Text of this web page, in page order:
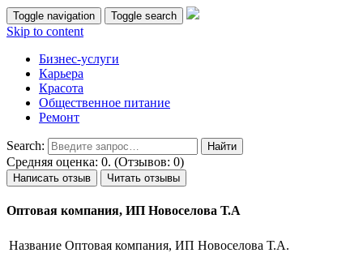
Toggle navigation Toggle search
Skip to content
Бизнес-услуги
Карьера
Красота
Общественное питание
Ремонт
Search:
Средняя оценка: 0. (Отзывов: 0)
Написать отзыв Читать отзывы
Оптовая компания, ИП Новоселова Т.А
Название Оптовая компания, ИП Новоселова Т.А.